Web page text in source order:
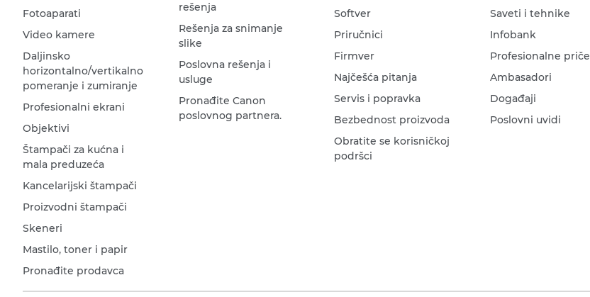
Fotoaparati
Video kamere
Daljinsko
horizontalno/vertikalno
pomeranje i zumiranje
Profesionalni ekrani
Objektivi
Štampači za kućna i
mala preduzeća
Kancelarijski štampači
Proizvodni štampači
Skeneri
Mastilo, toner i papir
Pronađite prodavca
rešenja
Rešenja za snimanje
slike
Poslovna rešenja i
usluge
Pronađite Canon
poslovnog partnera.
Softver
Priručnici
Firmver
Najčešća pitanja
Servis i popravka
Bezbednost proizvoda
Obratite se korisničkoj
podršci
Saveti i tehnike
Infobank
Profesionalne priče
Ambasadori
Događaji
Poslovni uvidi